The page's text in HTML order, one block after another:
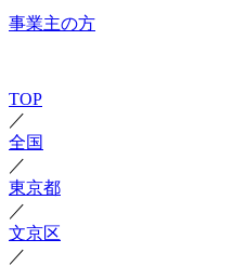
事業主の方
TOP
／
全国
／
東京都
／
文京区
／